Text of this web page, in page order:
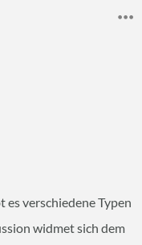
verschiedene Typen
widmet sich dem